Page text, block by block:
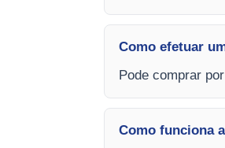
Como efetuar
Pode comprar
Como funciona